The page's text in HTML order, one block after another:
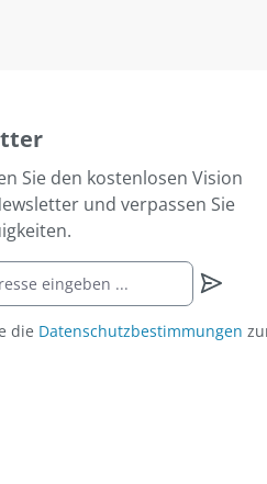
Sie den kostenlosen Vision
und verpassen Sie
die Datenschutzbestimmungen